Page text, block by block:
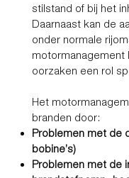
stilstand of bij het
Daarnaast kan de
onder normale
motormanagement
oorzaken een rol
Het
branden door:​
Problemen met de
bobine’s)
Problemen met de